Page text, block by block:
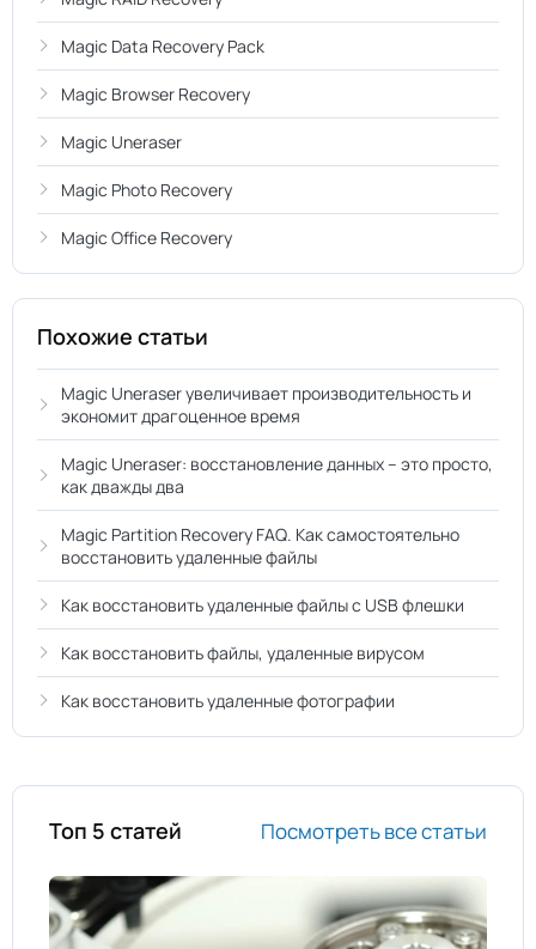
Magic Data Recovery Pack
Magic Browser Recovery
Magic Uneraser
Magic Photo Recovery
Magic Office Recovery
Похожие статьи
Magic Uneraser увеличивает производительность и
экономит драгоценное время
Magic Uneraser: восстановление данных – это просто,
как дважды два
Magic Partition Recovery FAQ. Как самостоятельно
восстановить удаленные файлы
Как восстановить удаленные файлы с USB флешки
Как восстановить файлы, удаленные вирусом
Как восстановить удаленные фотографии
Топ 5 статей Посмотреть все статьи